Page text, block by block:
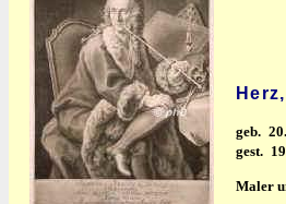
geb.
gest.
Maler